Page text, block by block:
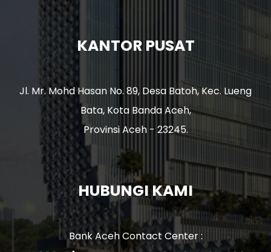
KANTOR PUSAT
Jl. Mr. Mohd Hasan No. 89, Desa Batoh, Kec. Lueng
Bata, Kota Banda Aceh,
Provinsi Aceh - 23245.
HUBUNGI KAMI
Bank Aceh Contact Center :